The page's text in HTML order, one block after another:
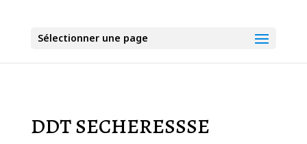
Sélectionner une page
DDT SECHERESSSE